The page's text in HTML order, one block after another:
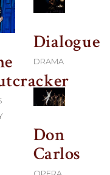
Dialogue
DRAMA
Don
Carlos